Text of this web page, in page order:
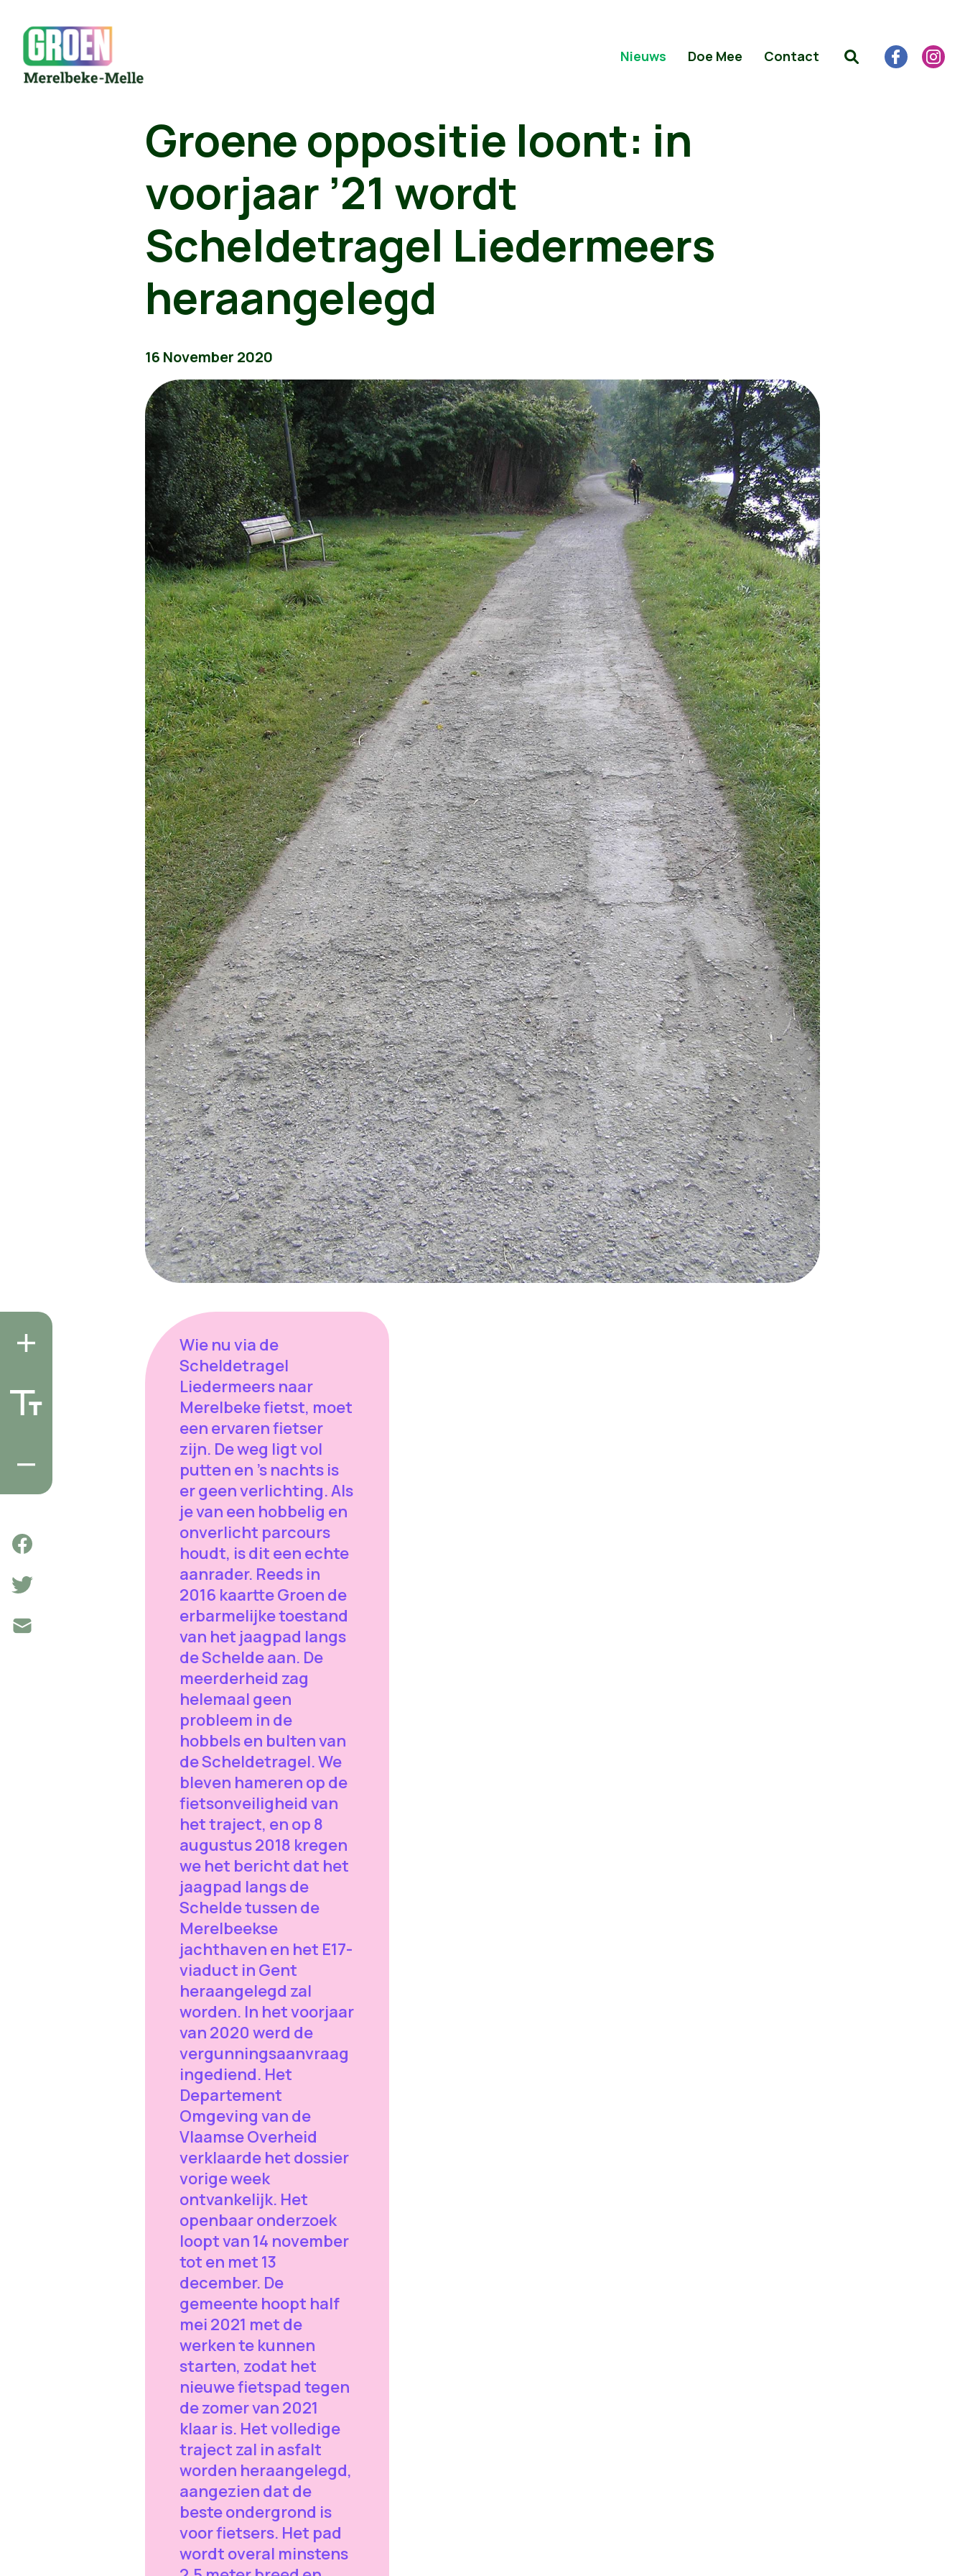
Nieuws Doe Mee Contact
Groene oppositie loont: in
voorjaar ’21 wordt
Scheldetragel Liedermeers
heraangelegd
16 November 2020
Wie nu via de
Scheldetragel
Liedermeers naar
Merelbeke fietst, moet
een ervaren fietser
zijn. De weg ligt vol
putten en ’s nachts is
er geen verlichting. Als
je van een hobbelig en
onverlicht parcours
houdt, is dit een echte
aanrader. Reeds in
2016 kaartte Groen de
erbarmelijke toestand
van het jaagpad langs
de Schelde aan. De
meerderheid zag
helemaal geen
probleem in de
hobbels en bulten van
de Scheldetragel. We
bleven hameren op de
fietsonveiligheid van
het traject, en op 8
augustus 2018 kregen
we het bericht dat het
jaagpad langs de
Schelde tussen de
Merelbeekse
jachthaven en het E17-
viaduct in Gent
heraangelegd zal
worden. In het voorjaar
van 2020 werd de
vergunningsaanvraag
ingediend. Het
Departement
Omgeving van de
Vlaamse Overheid
verklaarde het dossier
vorige week
ontvankelijk. Het
openbaar onderzoek
loopt van 14 november
tot en met 13
december. De
gemeente hoopt half
mei 2021 met de
werken te kunnen
starten, zodat het
nieuwe fietspad tegen
de zomer van 2021
klaar is. Het volledige
traject zal in asfalt
worden heraangelegd,
aangezien dat de
beste ondergrond is
voor fietsers. Het pad
wordt overal minstens